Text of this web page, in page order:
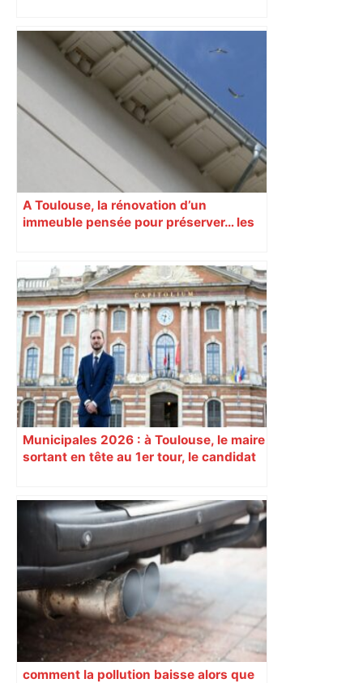
A Toulouse, la rénovation d’un
immeuble pensée pour préserver… les
Municipales 2026 : à Toulouse, le maire
sortant en tête au 1er tour, le candidat
comment la pollution baisse alors que